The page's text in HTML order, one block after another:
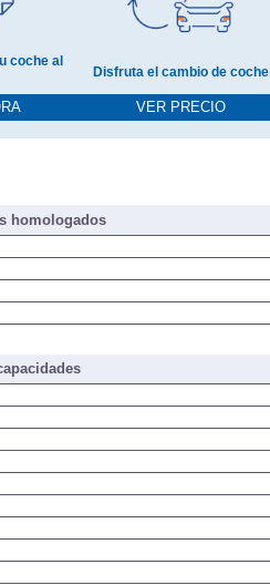
coche al
Disfruta el cambio de coche
VER PRECIO
homologados